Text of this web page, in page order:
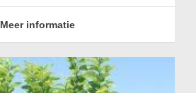
Meer informatie